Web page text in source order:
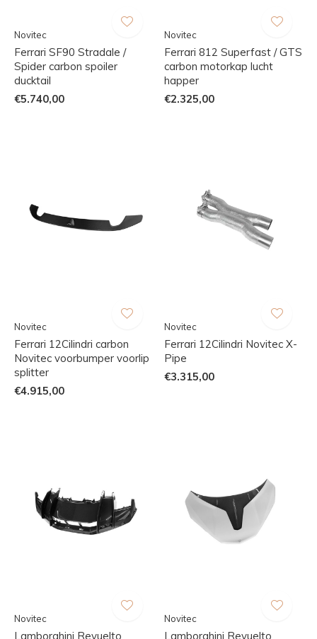
Novitec
Ferrari SF90 Stradale /
Spider carbon spoiler
ducktail
€5.740,00
Novitec
Ferrari 812 Superfast / GTS
carbon motorkap lucht
happer
€2.325,00
Novitec
Ferrari 12Cilindri carbon
Novitec voorbumper voorlip
splitter
€4.915,00
Novitec
Ferrari 12Cilindri Novitec X-
Pipe
€3.315,00
Novitec
Lamborghini Revuelto
Novitec
Lamborghini Revuelto